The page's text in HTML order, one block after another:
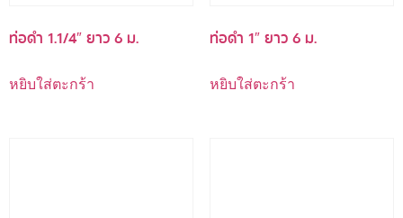
ท่อดำ 1.1/4″ ยาว 6 ม.
หยิบใส่ตะกร้า
ท่อดำ 1″ ยาว 6 ม.
หยิบใส่ตะกร้า